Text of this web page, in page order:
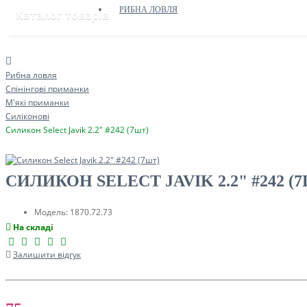
Каталог товарів РИБНА ЛОВЛЯ
Рибна ловля
Спінінгові приманки
М'які приманки
Силіконові
Силикон Select Javik 2.2" #242 (7шт)
СИЛИКОН SELECT JAVIK 2.2" #242
Модель: 1870.72.73
На складі
Залишити відгук